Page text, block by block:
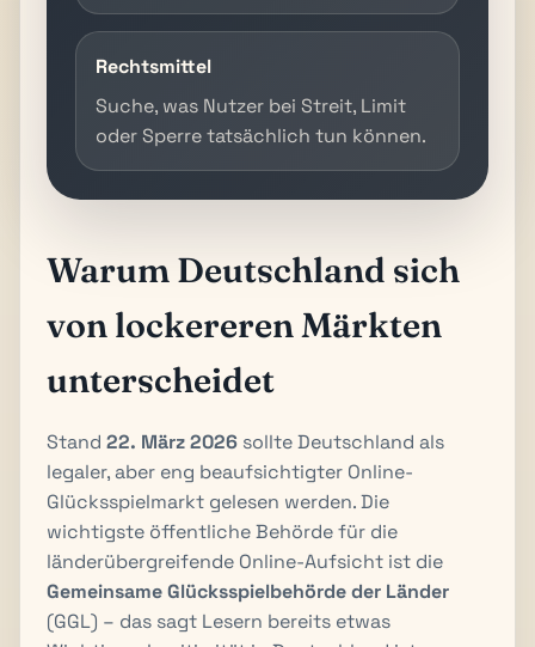
Rechtsmittel
Suche, was Nutzer bei Streit, Limit
oder Sperre tatsächlich tun können.
Warum Deutschland sich
von lockereren Märkten
unterscheidet
Stand 22. März 2026 sollte Deutschland als
legaler, aber eng beaufsichtigter Online-
Glücksspielmarkt gelesen werden. Die
wichtigste öffentliche Behörde für die
länderübergreifende Online-Aufsicht ist die
Gemeinsame Glücksspielbehörde der Länder
(GGL) – das sagt Lesern bereits etwas